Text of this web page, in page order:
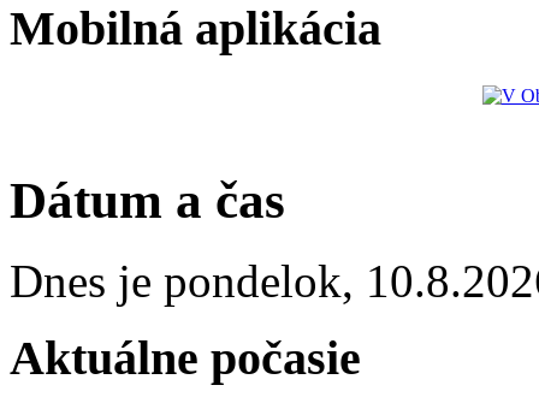
Mobilná aplikácia
Dátum a čas
Dnes je pondelok,
Aktuálne počasie